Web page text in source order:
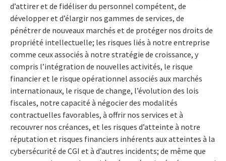
d’attirer et de fidéliser du personnel compétent, de
développer et d’élargir nos gammes de services, de
pénétrer de nouveaux marchés et de protéger nos droits de
propriété intellectuelle; les risques liés à notre entreprise
comme ceux associés à notre stratégie de croissance, y
compris l’intégration de nouvelles activités, le risque
financier et le risque opérationnel associés aux marchés
internationaux, le risque de change, l’évolution des lois
fiscales, notre capacité à négocier des modalités
contractuelles favorables, à offrir nos services et à
recouvrer nos créances, et les risques d’atteinte à notre
réputation et risques financiers inhérents aux atteintes à la
cybersécurité de CGI et à d’autres incidents; de même que